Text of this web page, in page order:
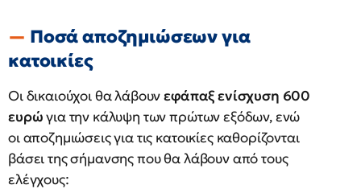
Ποσά αποζημιώσεων για
κατοικίες
Οι δικαιούχοι θα λάβουνεφάπαξ ενίσχυση 600
ευρώγια την κάλυψη των πρώτων εξόδων, ενώ
οι αποζημιώσεις για τις κατοικίες καθορίζονται
βάσει της σήμανσης που θα λάβουν από τους
ελέγχους: